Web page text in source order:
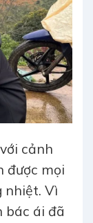
cảnh
được mọi
nhiệt. Vì
bác ái đã